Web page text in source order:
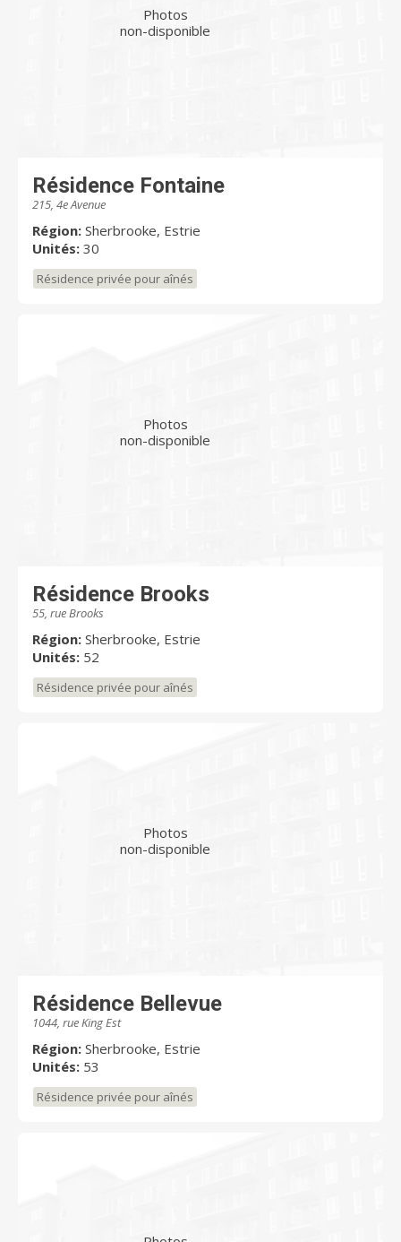
Photos
non-disponible
Résidence Fontaine
215, 4e Avenue
Région: Sherbrooke, Estrie
Unités: 30
Résidence privée pour aînés
Photos
non-disponible
Résidence Brooks
55, rue Brooks
Région: Sherbrooke, Estrie
Unités: 52
Résidence privée pour aînés
Photos
non-disponible
Résidence Bellevue
1044, rue King Est
Région: Sherbrooke, Estrie
Unités: 53
Résidence privée pour aînés